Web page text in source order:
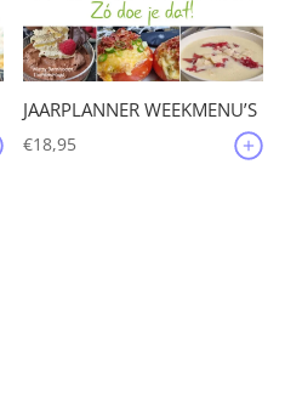
JAARPLANNER WEEKMENU’S
€18,95